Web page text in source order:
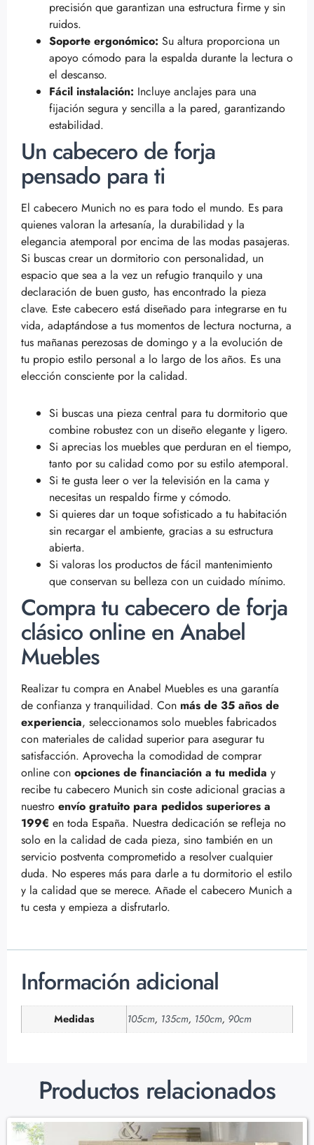
precisión que garantizan una estructura firme y sin
ruidos.
Soporte ergonómico: Su altura proporciona un
apoyo cómodo para la espalda durante la lectura o
el descanso.
Fácil instalación: Incluye anclajes para una
fijación segura y sencilla a la pared, garantizando
estabilidad.
Un cabecero de forja
pensado para ti
El cabecero Munich no es para todo el mundo. Es para
quienes valoran la artesanía, la durabilidad y la
elegancia atemporal por encima de las modas pasajeras.
Si buscas crear un dormitorio con personalidad, un
espacio que sea a la vez un refugio tranquilo y una
declaración de buen gusto, has encontrado la pieza
clave. Este cabecero está diseñado para integrarse en tu
vida, adaptándose a tus momentos de lectura nocturna, a
tus mañanas perezosas de domingo y a la evolución de
tu propio estilo personal a lo largo de los años. Es una
elección consciente por la calidad.
Si buscas una pieza central para tu dormitorio que
combine robustez con un diseño elegante y ligero.
Si aprecias los muebles que perduran en el tiempo,
tanto por su calidad como por su estilo atemporal.
Si te gusta leer o ver la televisión en la cama y
necesitas un respaldo firme y cómodo.
Si quieres dar un toque sofisticado a tu habitación
sin recargar el ambiente, gracias a su estructura
abierta.
Si valoras los productos de fácil mantenimiento
que conservan su belleza con un cuidado mínimo.
Compra tu cabecero de forja
clásico online en Anabel
Muebles
Realizar tu compra en Anabel Muebles es una garantía
de confianza y tranquilidad. Con más de 35 años de
experiencia, seleccionamos solo muebles fabricados
con materiales de calidad superior para asegurar tu
satisfacción. Aprovecha la comodidad de comprar
online con opciones de financiación a tu medida y
recibe tu cabecero Munich sin coste adicional gracias a
nuestro envío gratuito para pedidos superiores a
199€ en toda España. Nuestra dedicación se refleja no
solo en la calidad de cada pieza, sino también en un
servicio postventa comprometido a resolver cualquier
duda. No esperes más para darle a tu dormitorio el estilo
y la calidad que se merece. Añade el cabecero Munich a
tu cesta y empieza a disfrutarlo.
Información adicional
Medidas 105cm, 135cm, 150cm, 90cm
Productos relacionados